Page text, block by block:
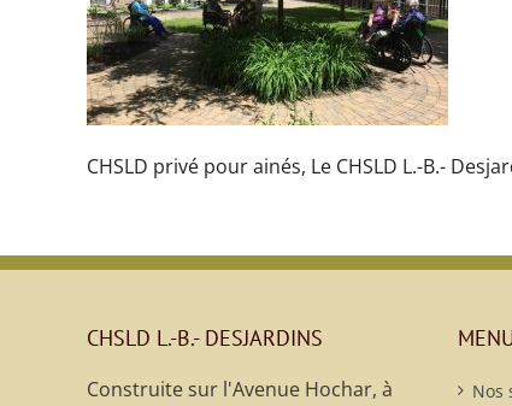
CHSLD privé pour ainés, Le CHSLD L.-B.-
CHSLD L.-B.- DESJARDINS
Construite sur l'Avenue Hochar, à Nos